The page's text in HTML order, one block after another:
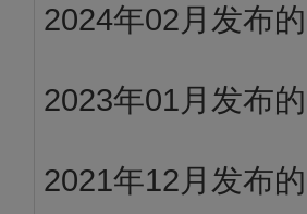
2024年02月发布
2023年01月发布
2021年12月发布